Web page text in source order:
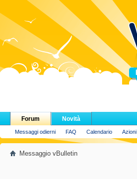
Forum
Messaggi odierni FAQ Calendario
Novità
Messaggio vBulletin